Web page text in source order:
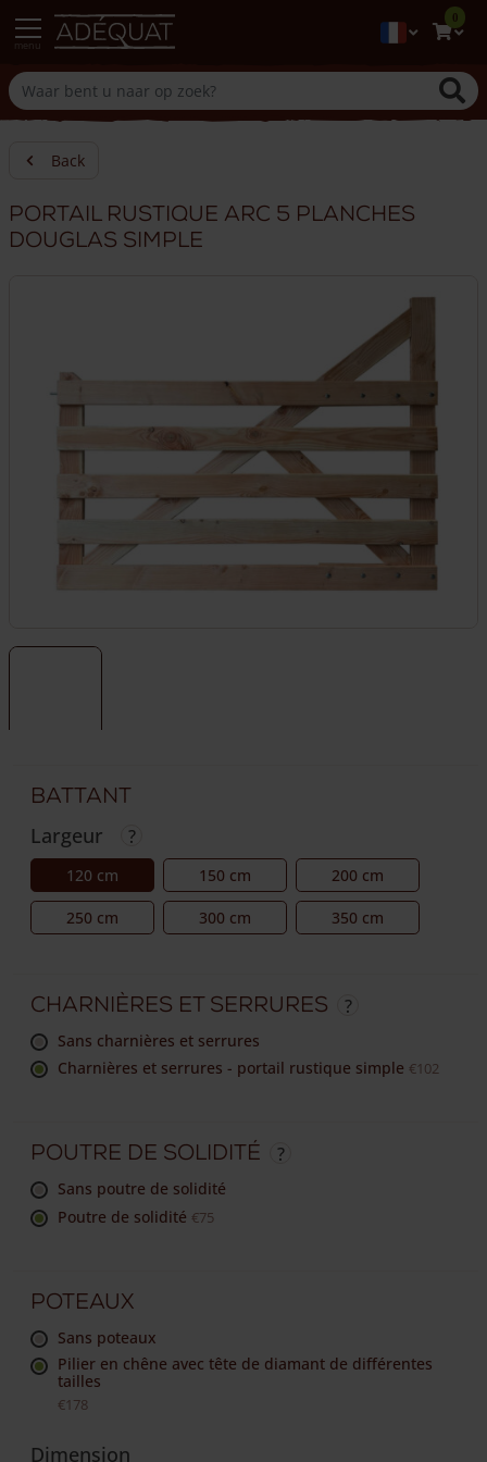
0
Back
Portail rustique arc 5 planches
douglas simple
Battant
Largeur
120 cm 150 cm 200 cm
250 cm 300 cm 350 cm
Charnières et serrures
sans charnières et serrures
Charnières et serrures - portail rustique simple €102
Poutre de solidité
sans poutre de solidité
Poutre de solidité €75
Poteaux
sans poteaux
Pilier en chêne avec tête de diamant de différentes
tailles
€178
Dimension